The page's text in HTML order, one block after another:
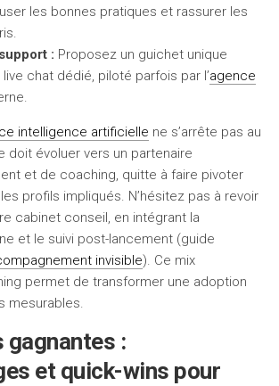
les bonnes pratiques et rassurer les
: Proposez un guichet unique
chat dédié, piloté parfois par l’agence
intelligence artificielle ne s’arrête pas au
doit évoluer vers un partenaire
et de coaching, quitte à faire pivoter
profils impliqués. N’hésitez pas à revoir
cabinet conseil, en intégrant la
et le suivi post-lancement (guide
invisible). Ce mix
permet de transformer une adoption
mesurables.
:
et quick-wins pour